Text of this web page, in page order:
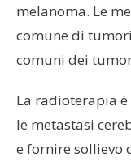
melanoma. Le
comune di
comuni dei
La radioterapia
le metastasi
e fornire sollievo